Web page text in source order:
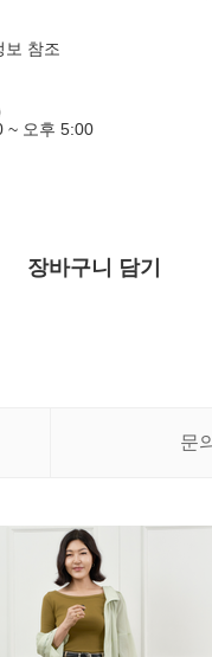
보 참조
~ 오후 5:00
장바구니 담기
문의